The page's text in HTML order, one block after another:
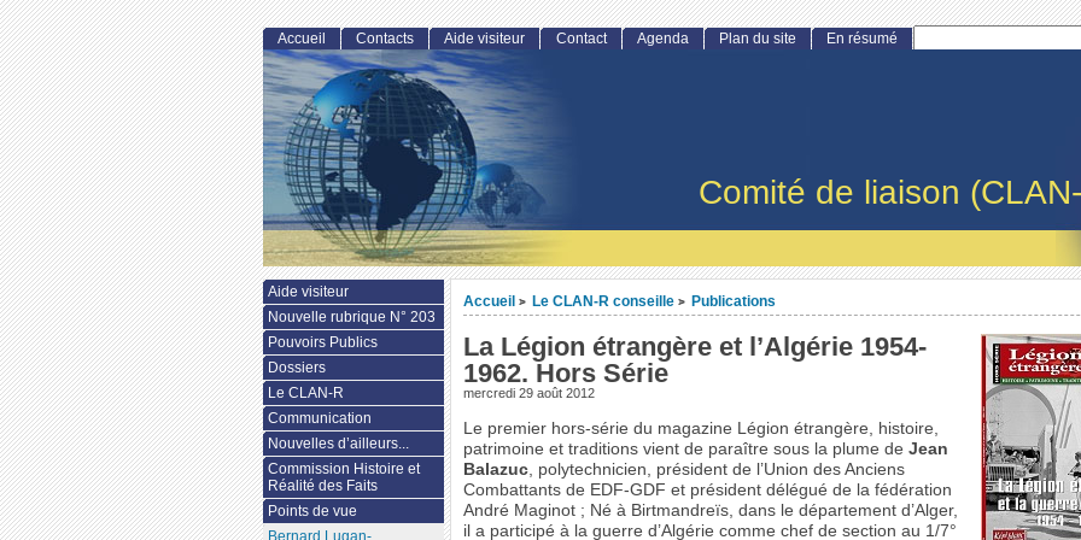
Comité de liaison
Accueil > Le CLAN-R conseille > Publications
La Légion étrangère et l’Algérie 1954-
1962. Hors Série
mercredi 29 août 2012
Le premier hors-série du magazine Légion étrangère, histoire,
patrimoine et traditions vient de paraître sous la plume de Jean
Balazuc, polytechnicien, président de l’Union des Anciens
Combattants de EDF-GDF et président délégué de la fédération
André Maginot ; Né à Birtmandreïs, dans le département d’Alger,
il a participé à la guerre d’Algérie comme chef de section au 1/7°
Accueil Contacts Aide visiteur Contact Agenda Plan du site En résumé
Aide visiteur
Nouvelle rubrique N° 203
Pouvoirs Publics
Dossiers
Le CLAN-R
Communication
Nouvelles d’ailleurs...
Commission Histoire et
Réalité des Faits
Points de vue